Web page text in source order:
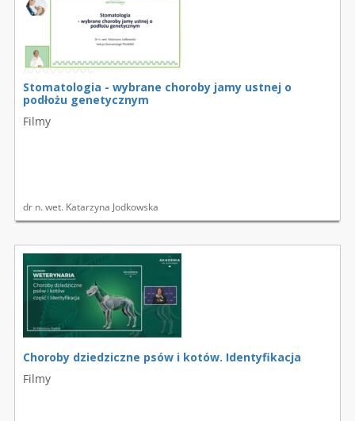
Stomatologia - wybrane choroby jamy ustnej o
podłożu genetycznym
Filmy
dr n. wet. Katarzyna Jodkowska
Choroby dziedziczne psów i kotów. Identyfikacja
Filmy